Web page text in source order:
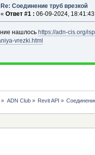
Re: Соединение труб врезкой
« Ответ #1 : 06-09-2024,
нашлось https://adn-cis.org/
vrezki.html
» ADN Club» Revit API »